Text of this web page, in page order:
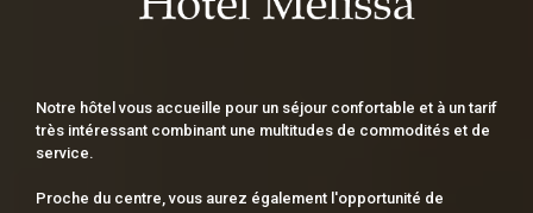
Notre hôtel vous accueille pour un séjour confortable et à un tarif
très intéressant combinant une multitudes de commodités et de
service.
Proche du centre, vous aurez également l'opportunité de